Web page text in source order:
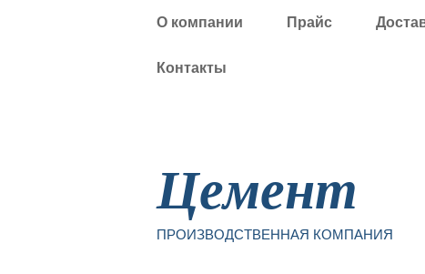
О компании Прайс
Контакты
Цемент
ПРОИЗВОДСТВЕННАЯ КОМПАНИЯ